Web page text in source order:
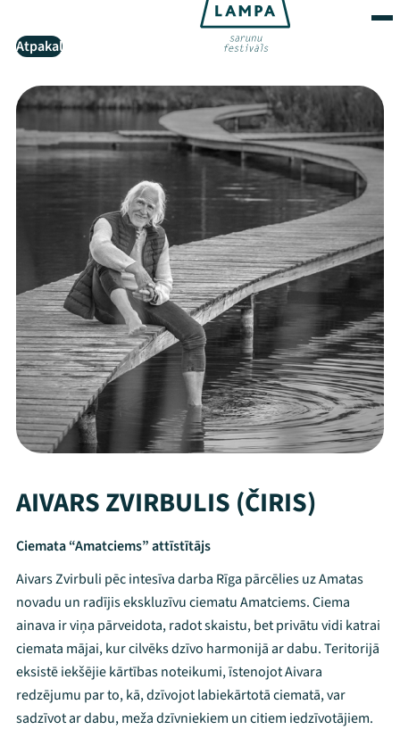
Atpakaļ
AIVARS ZVIRBULIS (ČIRIS)
Ciemata “Amatciems” attīstītājs
Aivars Zvirbuli pēc intesīva darba Rīga pārcēlies uz Amatas
novadu un radījis ekskluzīvu ciematu Amatciems. Ciema
ainava ir viņa pārveidota, radot skaistu, bet privātu vidi katrai
ciemata mājai, kur cilvēks dzīvo harmonijā ar dabu. Teritorijā
eksistē iekšējie kārtības noteikumi, īstenojot Aivara
redzējumu par to, kā, dzīvojot labiekārtotā ciematā, var
sadzīvot ar dabu, meža dzīvniekiem un citiem iedzīvotājiem.